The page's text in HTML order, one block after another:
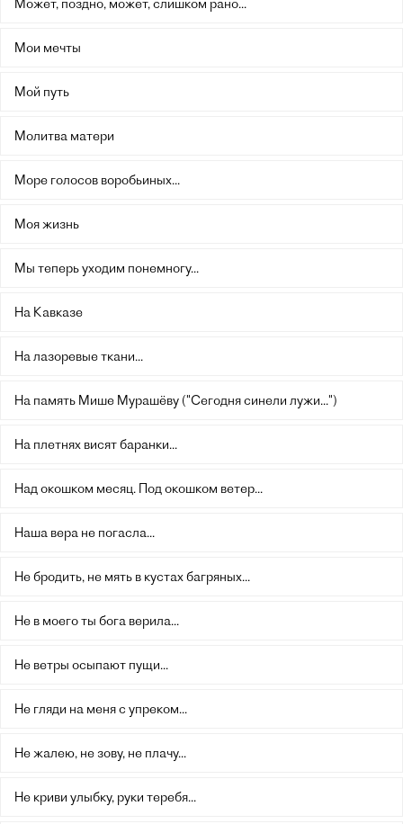
Мои мечты
Мой путь
Молитва матери
Море голосов воробьиных...
Моя жизнь
Мы теперь уходим понемногу...
На Кавказе
На лазоревые ткани...
На память Мише Мурашёву ("Сегодня синели лужи...")
На плетнях висят баранки...
Над окошком месяц. Под окошком ветер...
Наша вера не погасла...
Не бродить, не мять в кустах багряных...
Не в моего ты бога верила...
Не ветры осыпают пущи...
Не гляди на меня с упреком...
Не жалею, не зову, не плачу...
Не криви улыбку, руки теребя...